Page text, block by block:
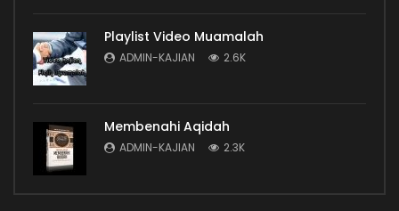
Playlist Video Muamalah
ADMIN-KAJIAN 2.6K
Membenahi Aqidah
ADMIN-KAJIAN 2.3K